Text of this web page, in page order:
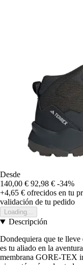
Desde
140,00 € 92,98 € -34%
+4,65 € ofrecidos en tu
validación de tu pedido
Loading...
Descripción
Dondequiera que te lleve
es tu aliado en la
membrana GORE-TEX